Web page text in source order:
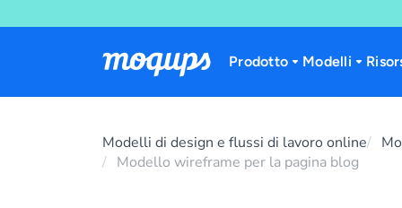
Prodotto Modelli
Modelli di design e flussi di lavoro online
Modello wireframe per la pagina blog